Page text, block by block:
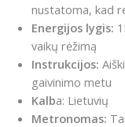
nustatoma, kad
Energijos lygis:
vaikų rėžimą
Instrukcijos:
gaivinimo metu
Kalba: Lietuvių
Metronomas: